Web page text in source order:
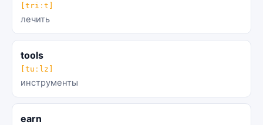
[triːt]
лечить
tools
[tuːlz]
инструменты
earn